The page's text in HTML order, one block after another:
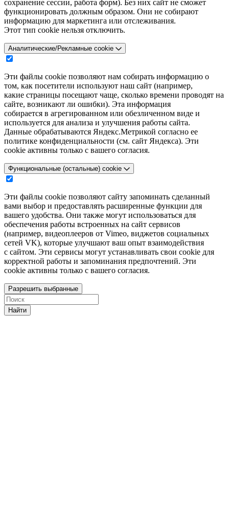
сохранение сессии, работа форм). Без них сайт не сможет
функционировать должным образом. Они не собирают
информацию для маркетинга или отслеживания.
Этот тип cookie нельзя отключить.
Аналитические/Рекламные cookie
Эти файлы cookie позволяют нам собирать информацию о
том, как посетители используют наш сайт (например,
какие страницы посещают чаще, сколько времени проводят на
сайте, возникают ли ошибки). Эта информация
собирается в агрегированном или обезличенном виде и
используется для анализа и улучшения работы сайта.
Данные обрабатываются Яндекс.Метрикой согласно ее
политике конфиденциальности (см. сайт Яндекса). Эти
cookie активны только с вашего согласия.
Функциональные (остальные) cookie
Эти файлы cookie позволяют сайту запоминать сделанный
вами выбор и предоставлять расширенные функции для
вашего удобства. Они также могут использоваться для
обеспечения работы встроенных на сайт сервисов
(например, видеоплееров от Vimeo, виджетов социальных
сетей VK), которые улучшают ваш опыт взаимодействия
с сайтом. Эти сервисы могут устанавливать свои cookie для
корректной работы и запоминания предпочтений. Эти
cookie активны только с вашего согласия.
Разрешить выбранные
Найти